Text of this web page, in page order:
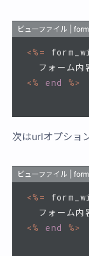
ビューファイル |
<%=
<%
end %>
次はurlオプショ
ビューファイル |
<%=
<%
end %>